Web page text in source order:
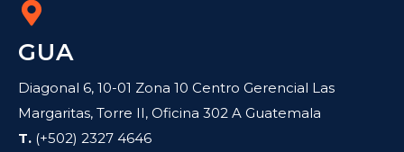
GUA
Diagonal 6, 10-01 Zona 10 Centro Gerencial Las
Margaritas, Torre II, Oficina 302 A Guatemala
T. (+502) 2327 4646